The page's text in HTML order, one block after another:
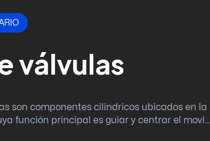
válvulas
son componentes cilíndricos ubicados en la
función principal es guiar y centrar el movi...